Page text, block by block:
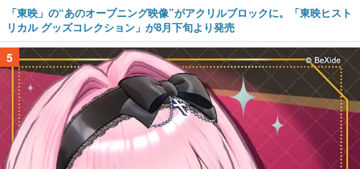
「東映」の“あのオープニング映像”がアクリルブロックに。「東映ヒスト
リカル グッズコレクション」が8月下旬より発売
5